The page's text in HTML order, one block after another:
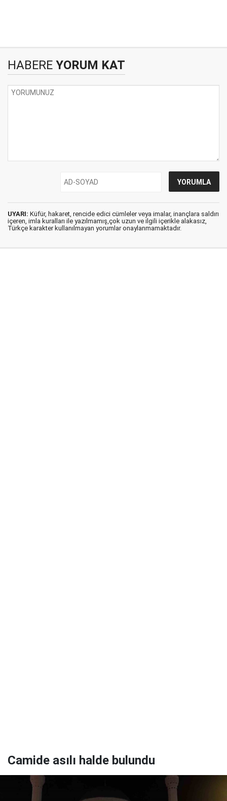
HABERE YORUM KAT
UYARI: Küfür, hakaret, rencide edici cümleler veya imalar, inançlara saldırı
içeren, imla kuralları ile yazılmamış,çok uzun ve ilgili içerikle alakasız,
Türkçe karakter kullanılmayan yorumlar onaylanmamaktadır.
Camide asılı halde bulundu